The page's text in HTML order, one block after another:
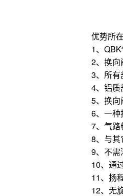
优势所
1、QBK
2、换向阀